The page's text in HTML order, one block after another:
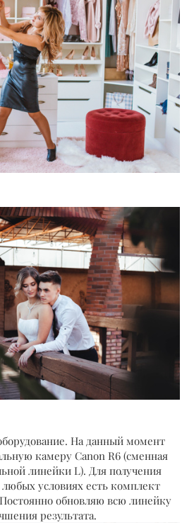
На данный момент
камеру Canon R6 (сменная
линейки L). Для получения
любых условиях есть комплект
обновляю всю линейку
результата.